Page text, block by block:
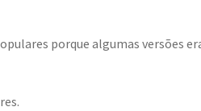
porque algumas versões